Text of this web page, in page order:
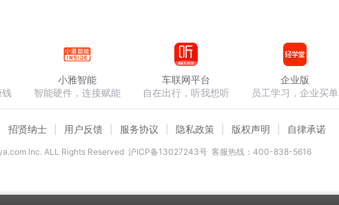
小雅智能
智能硬件，连接赋能
车联网平台
自在出行，听我想听
企业版
员工学习，企业买单
招贤纳士 用户反馈 服务协议 隐私政策 版权声明 自律承诺
lnc. ALL Rights Reserved 沪ICP备13027243号 客服热线：400-838-5616